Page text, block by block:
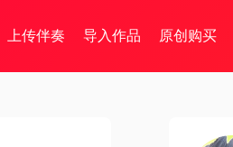
上传伴奏 导入作品 原创购买